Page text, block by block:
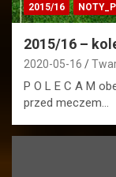
2015/16
2015/16 –
2020-05-16
P O L E C A M
przed meczem…